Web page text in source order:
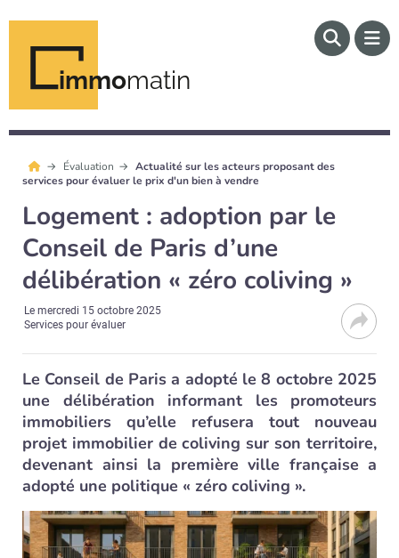
immomatin
Évaluation
Actualité sur les acteurs proposant des
services pour évaluer le prix d'un bien à vendre
Logement : adoption par le
Conseil de Paris d’une
délibération « zéro coliving »
Lemercredi 15 octobre 2025
Services pour évaluer
Le Conseil de Paris a adopté le 8 octobre 2025
une délibération informant les promoteurs
immobiliers qu’elle refusera tout nouveau
projet immobilier de coliving sur son territoire,
devenant ainsi la première ville française a
adopté une politique « zéro coliving ».